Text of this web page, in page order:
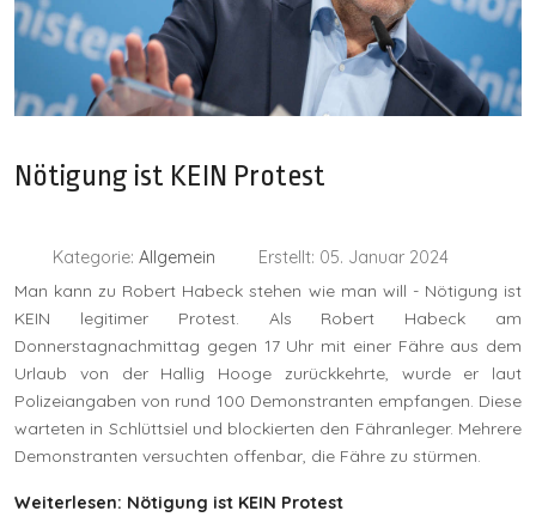
Nötigung ist KEIN Protest
Kategorie: Allgemein
Erstellt: 05. Januar 2024
Man kann zu Robert Habeck stehen wie man will - Nötigung ist
KEIN legitimer Protest. Als Robert Habeck am
Donnerstagnachmittag gegen 17 Uhr mit einer Fähre aus dem
Urlaub von der Hallig Hooge zurückkehrte, wurde er laut
Polizeiangaben von rund 100 Demonstranten empfangen. Diese
warteten in Schlüttsiel und blockierten den Fähranleger. Mehrere
Demonstranten versuchten offenbar, die Fähre zu stürmen.
Weiterlesen: Nötigung ist KEIN Protest